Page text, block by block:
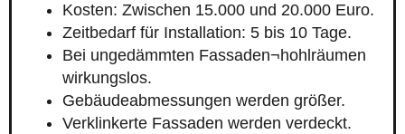
Kosten: Zwischen 15.000 und 20.000 Euro.
Zeitbedarf für Installation: 5 bis 10 Tage.
Bei ungedämmten Fassaden¬hohlräumen
wirkungslos.
Gebäudeabmessungen werden größer.
Verklinkerte Fassaden werden verdeckt.